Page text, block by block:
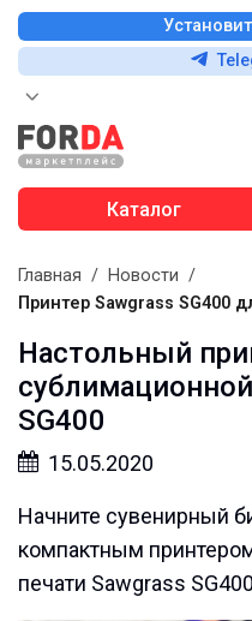
Каталог
Главная / Новости /
Принтер Sawgrass SG400
Настольный
SG400
15.05.2020
Начните сувенирный
компактным
печати Sawgrass SG400